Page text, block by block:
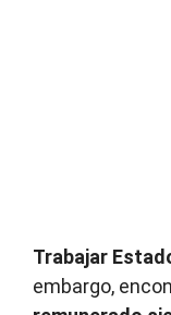
Trabajar
embargo,